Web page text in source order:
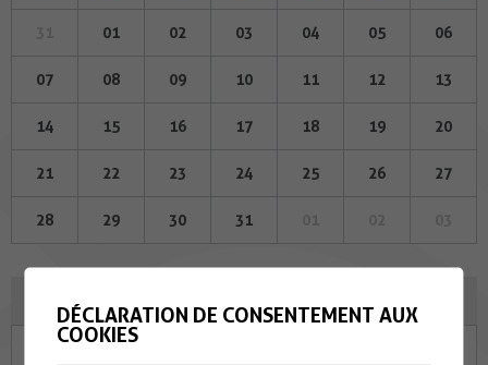
01 02 03 04 05 06
07 08 09 10 11 12 13
14 15 16 17 18 19 20
21 22 23 24 25 26 27
28 29 30 31
Ma
DÉCLARATION DE CONSENTEMENT AUX
COOKIES